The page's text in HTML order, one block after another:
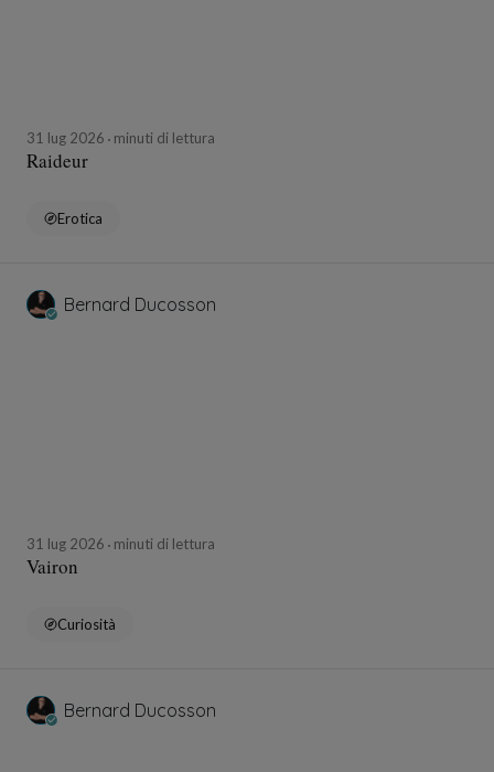
31 lug 2026 minuti di lettura
Raideur
Erotica
Bernard Ducosson
31 lug 2026 minuti di lettura
Vairon
Curiosità
Bernard Ducosson